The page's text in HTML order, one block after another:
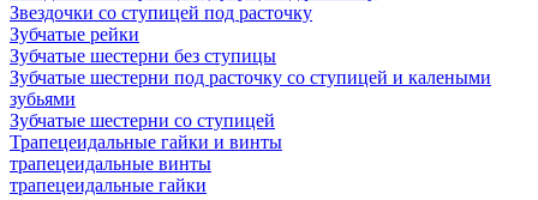
Звездочки со ступицей под расточку
Зубчатые рейки
Зубчатые шестерни без ступицы
Зубчатые шестерни под расточку со ступицей и калеными
зубьями
Зубчатые шестерни со ступицей
Трапецеидальные гайки и винты
трапецеидальные винты
трапецеидальные гайки